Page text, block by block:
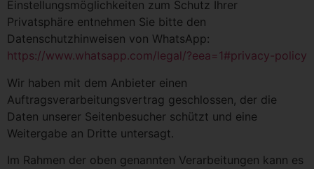
Einstellungsmöglichkeiten zum Schutz Ihrer
Privatsphäre entnehmen Sie bitte den
Datenschutzhinweisen von WhatsApp:
https://www.whatsapp.com/legal/?eea=1#privacy-policy
Wir haben mit dem Anbieter einen
Auftragsverarbeitungsvertrag geschlossen, der die
Daten unserer Seitenbesucher schützt und eine
Weitergabe an Dritte untersagt.
Im Rahmen der oben genannten Verarbeitungen kann es